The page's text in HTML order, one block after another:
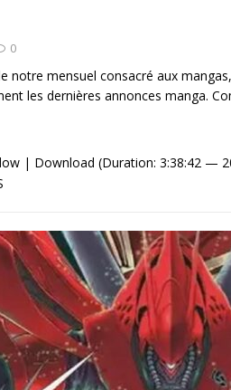
0
notre mensuel consacré aux
les dernières annonces manga.
| Download (Duration: 3:38:42 —